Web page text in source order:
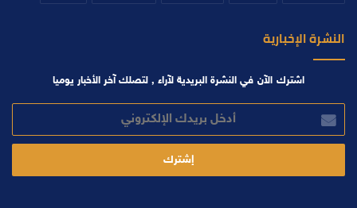
النشرة الإخبارية
اشترك الآن في النشرة البريدية لآراء , لتصلك آخر الأخبار يوميا
بريدك
الإلكتروني